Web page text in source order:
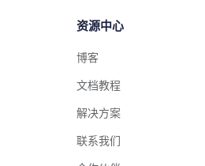
资源中心
博客
文档教程
解决方案
联系我们